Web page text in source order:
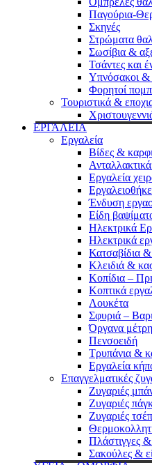
Παγούρια-
Σκηνές
Στρώματα
Σωσίβια &
Τσάντες και
Υπνόσακοι
Φορητοί
Τουριστικά &
ΕΡΓΑΛΕΙΑ
Εργαλεία
Βίδες &
Eργαλεία
Ένδυση
Είδη
Ηλεκτρικά
Ηλεκτρικά
Κατσαβίδια &
Κλειδιά &
Κοπίδια –
Κοπτικά
Λουκέτα
Σφυριά –
Όργανα
Πενσοειδή
Τρυπάνια &
Εργαλεία
Επαγγελματικές
Ζυγαριές
Ζυγαριές
Ζυγαριές
Πλάστιγγες
Σακούλες &